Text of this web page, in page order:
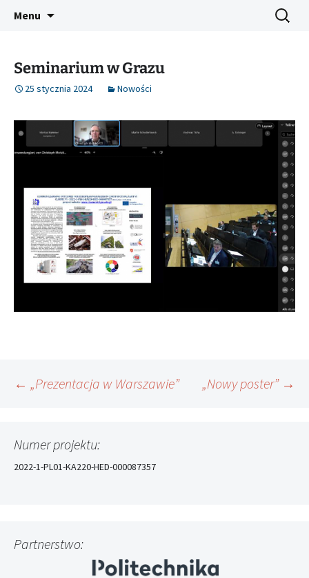
CLOEMC VI
Menu Szukaj:
Seminarium w Grazu
25 stycznia 2024 Nowości
Nawigacja
wpisu
← „Prezentacja w Warszawie” „Nowy poster” →
Numer projektu:
2022-1-PL01-KA220-HED-000087357
Partnerstwo: